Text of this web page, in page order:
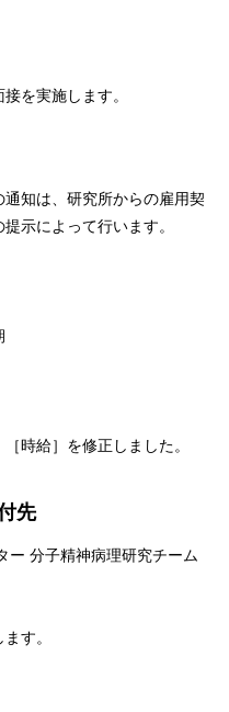
を実施します。
知は、研究所からの雇用契
示によって行います。
時給］を修正しました。
先
ー 分子精神病理研究チーム
す。